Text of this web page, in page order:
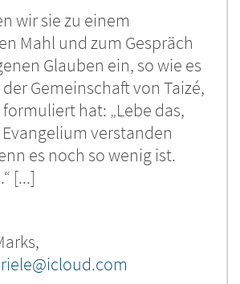
wir sie zu einem
Mahl und zum Gespräch
Glauben ein, so wie es
Gemeinschaft von Taizé,
formuliert hat: „Lebe das,
verstanden
es noch so wenig ist.
[...]